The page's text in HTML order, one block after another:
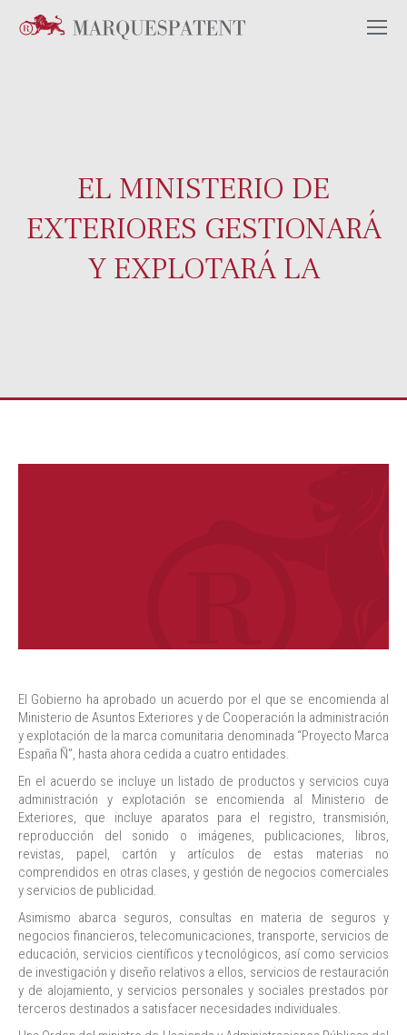
EL MINISTERIO DE
EXTERIORES GESTIONARÁ
Y EXPLOTARÁ LA
El Gobierno ha aprobado un acuerdo por el que se encomienda al
Ministerio de Asuntos Exteriores y de Cooperación la administración
y explotación de la marca comunitaria denominada “Proyecto Marca
España Ñ”, hasta ahora cedida a cuatro entidades.
En el acuerdo se incluye un listado de productos y servicios cuya
administración y explotación se encomienda al Ministerio de
Exteriores, que incluye aparatos para el registro, transmisión,
reproducción del sonido o imágenes, publicaciones, libros,
revistas, papel, cartón y artículos de estas materias no
comprendidos en otras clases, y gestión de negocios comerciales
y servicios de publicidad.
Asimismo abarca seguros, consultas en materia de seguros y
negocios financieros, telecomunicaciones, transporte, servicios de
educación, servicios científicos y tecnológicos, así como servicios
de investigación y diseño relativos a ellos, servicios de restauración
y de alojamiento, y servicios personales y sociales prestados por
terceros destinados a satisfacer necesidades individuales.